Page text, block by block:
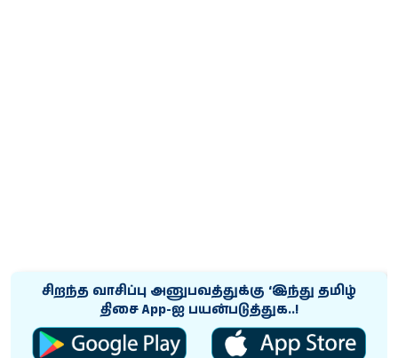
சிறந்த வாசிப்பு அனுபவத்துக்கு ‘இந்து தமிழ்
திசை App-ஐ பயன்படுத்துக..!